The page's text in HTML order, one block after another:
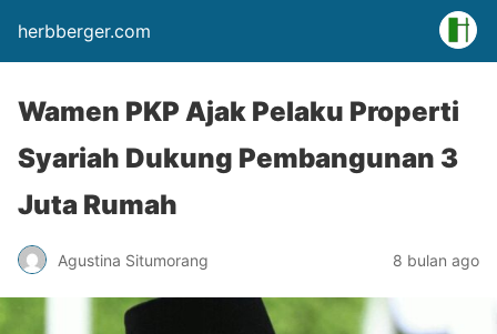
herbberger.com
Wamen PKP Ajak Pelaku Properti
Syariah Dukung Pembangunan 3
Juta Rumah
Agustina Situmorang 8 bulan ago